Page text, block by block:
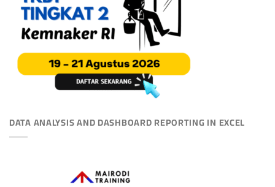
DATA ANALYSIS AND DASHBOARD REPORTING IN EXCEL